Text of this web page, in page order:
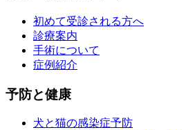
初めて受診される方へ
診療案内
手術について
症例紹介
予防と健康
犬と猫の感染症予防